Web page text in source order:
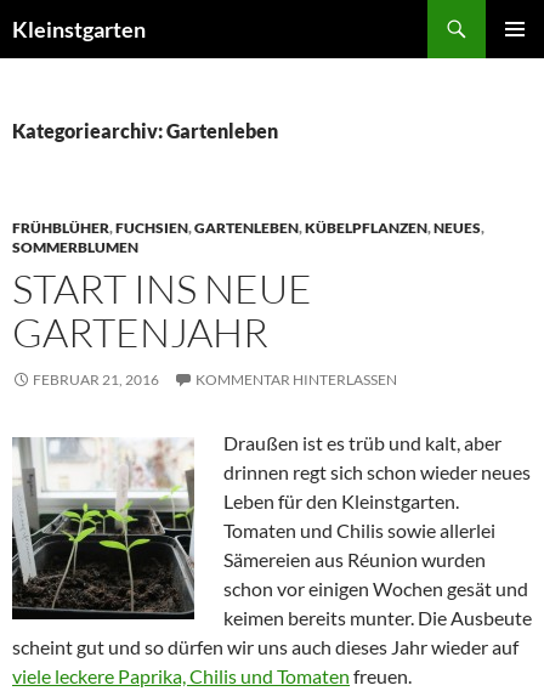
Inhalt
Kleinstgarten
Kategoriearchiv: Gartenleben
FRÜHBLÜHER,FUCHSIEN,GARTENLEBEN,KÜBELPFLANZEN,NEUES,
SOMMERBLUMEN
START INS NEUE
GARTENJAHR
FEBRUAR 21, 2016 KOMMENTAR HINTERLASSEN
Draußen ist es trüb und kalt, aber
drinnen regt sich schon wieder neues
Leben für den Kleinstgarten.
Tomaten und Chilis sowie allerlei
Sämereien aus Réunion wurden
schon vor einigen Wochen gesät und
keimen bereits munter. Die Ausbeute
scheint gut und so dürfen wir uns auch dieses Jahr wieder auf
viele leckere Paprika, Chilis und Tomaten freuen.